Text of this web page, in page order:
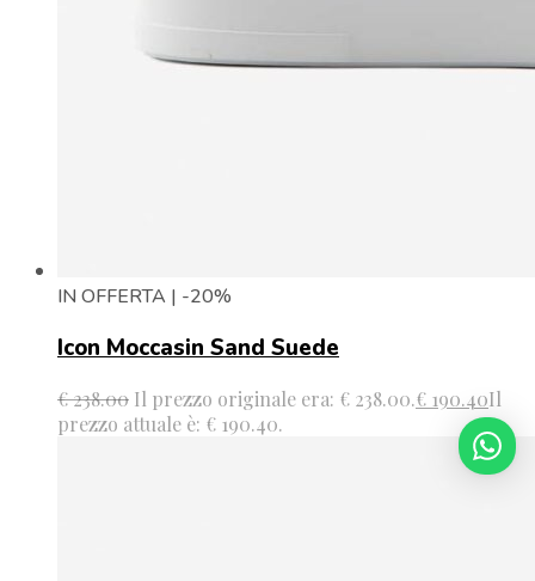
IN OFFERTA | -20%
Icon Moccasin Sand Suede
€238.00 Il prezzo originale era: € 238.00.€ 190.40Il
prezzo attuale è: € 190.40.